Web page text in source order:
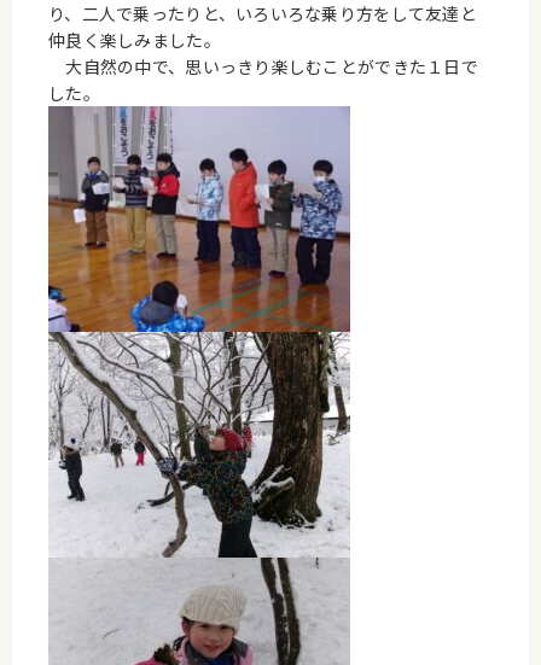
り、二人で乗ったりと、いろいろな乗り方をして友達と
仲良く楽しみました。
大自然の中で、思いっきり楽しむことができた１日で
した。